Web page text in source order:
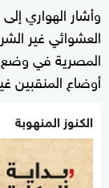
وأشار الهواري
العشوائي غير
المصرية في وضع
أوضاع المنقبين
الكنوز المنهوبة